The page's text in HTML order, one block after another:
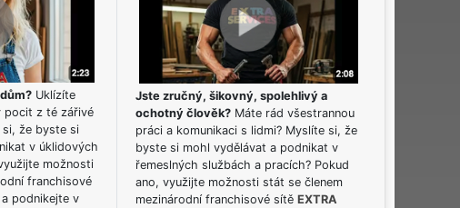
Uklízíte
pocit z té zářivé
že byste si
v úklidových
možnosti
franchisové
podnikejte v
Jste zručný, šikovný, spolehlivý a
ochotný člověk? Máte rád všestrannou
práci a komunikaci s lidmi? Myslíte si, že
byste si mohl vydělávat a podnikat v
řemeslných službách a pracích? Pokud
ano, využijte možnosti stát se členem
mezinárodní franchisové sítěEXTRA